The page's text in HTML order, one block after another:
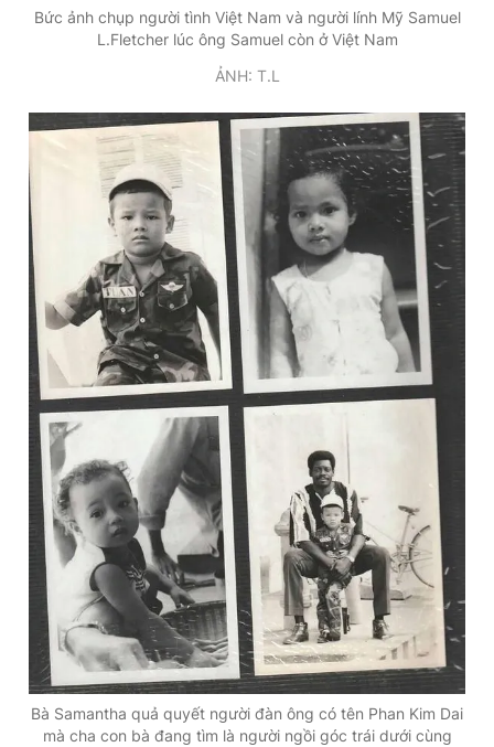
Bức ảnh chụp người tình Việt Nam và người lính Mỹ Samuel
L.Fletcher lúc ông Samuel còn ởViệt Nam
ẢNH: T.L
Bà Samantha quả quyết người đàn ông có tên Phan Kim Dai
mà cha con bà đang tìm là người ngồi góc trái dưới cùng